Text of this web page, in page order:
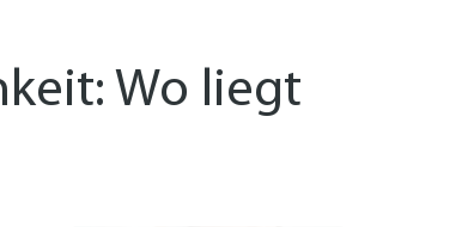
Wo liegt